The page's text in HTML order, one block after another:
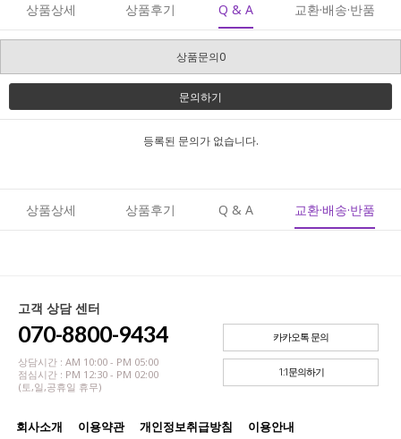
상품상세 상품후기 Q & A 교환·배송·반품
상품문의0
문의하기
등록된 문의가 없습니다.
상품상세 상품후기 Q & A 교환·배송·반품
고객 상담 센터
070-8800-9434
상담시간 : AM 10:00 - PM 05:00
점심시간 : PM 12:30 - PM 02:00
(토,일,공휴일 휴무)
카카오톡 문의
1:1문의하기
회사소개 이용약관 개인정보취급방침 이용안내